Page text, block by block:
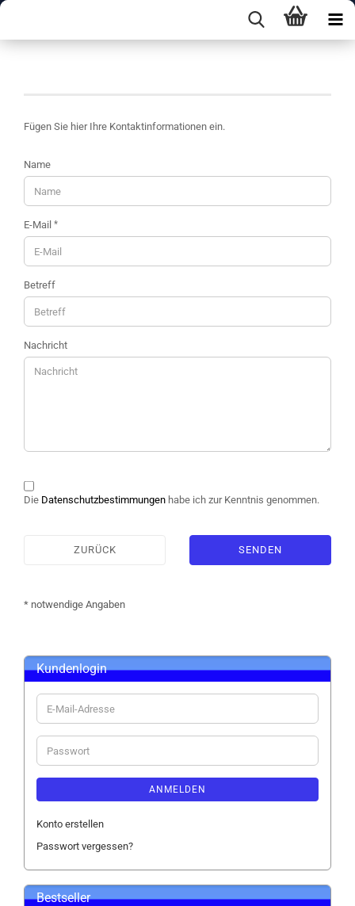
Fügen Sie hier Ihre Kontaktinformationen ein.
KONTAKT
Name
E-Mail
Betreff
Nachricht
DATENSCHUTZBESTIMMUNGEN
Die Datenschutzbestimmungen habe ich zur Kenntnis genommen.
ZURÜCK SENDEN
* notwendige Angaben
Kundenlogin
E-
Mail-
Adresse
Passwort
ANMELDEN
Konto erstellen
Passwort vergessen?
Bestseller